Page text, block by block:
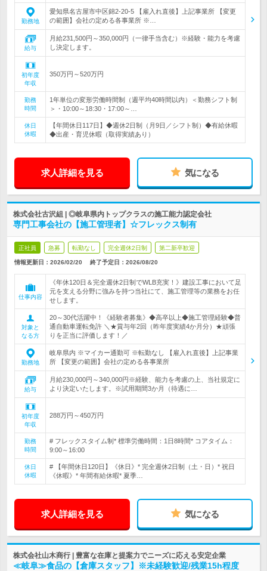
勤務地
愛知県名古屋市中区錦2-20-5 【雇入れ直後】上記事業所 【変更
の範囲】会社の定める各事業所 ※…
給与
月給231,500円～350,000円（一律手当含む）※経験・能力を考慮
し決定します。
初年度
年収
350万円～520万円
勤務
時間
1年単位の変形労働時間制（週平均40時間以内）＜勤務シフト制
＞・10:00～18:30・17:00～…
休日
休暇
【年間休日117日】◆週休2日制（月9日／シフト制）◆有給休暇
◆出産・育児休暇（取得実績あり）
求人詳細を見る 気になる
株式会社古沢組 | ◎岐阜県内トップクラスの施工能力認定会社
専門工事会社の【施工管理者】☆フレックス制有
正社員 急募 転勤なし 完全週休2日制 第二新卒歓迎
情報更新日：2026/02/20 終了予定日： 2026/08/20
仕事内容
《年休120日＆完全週休2日制でWLB充実！》建設工事において足
元を支える分野に強みを持つ当社にて、施工管理等の業務をお任
せします。
対象と
なる方
20～30代活躍中！《経験者募集》◆高卒以上◆施工管理経験◆普
通自動車運転免許 ＼★賞与年2回（昨年度実績4か月分）★頑張
りを正当に評価します！／
勤務地
岐阜県内 ※マイカー通勤可 ※転勤なし 【雇入れ直後】上記事業
所 【変更の範囲】会社の定める各事業所
給与
月給230,000円～340,000円※経験、能力を考慮の上、当社規定に
より決定いたします。※試用期間3か月（待遇に…
初年度
年収
288万円～450万円
勤務
時間
# フレックスタイム制* 標準労働時間：1日8時間* コアタイム：
9:00～16:00
休日
休暇
# 【年間休日120日】《休日》* 完全週休2日制（土・日）* 祝日
《休暇》* 年間有給休暇* 夏季…
求人詳細を見る 気になる
株式会社山木商行 | 豊富な在庫と提案力でニーズに応える安定企業
≪岐阜≫食品の【倉庫スタッフ】※未経験歓迎/残業15h程度